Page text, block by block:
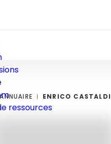
ressources
ANNUAIRE ENRICO CASTALDI